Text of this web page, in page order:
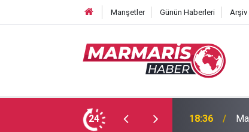
Manşetler Günün Haberleri Arşiv
24
son yolculuğuna uğurlandı 16:35